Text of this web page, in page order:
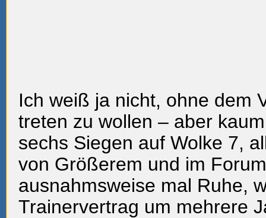
Ich weiß ja nicht, ohne dem
treten zu wollen – aber
sechs Siegen auf Wolke 7,
von Größerem und im
ausnahmsweise mal Ruhe,
Trainervertrag um mehrere